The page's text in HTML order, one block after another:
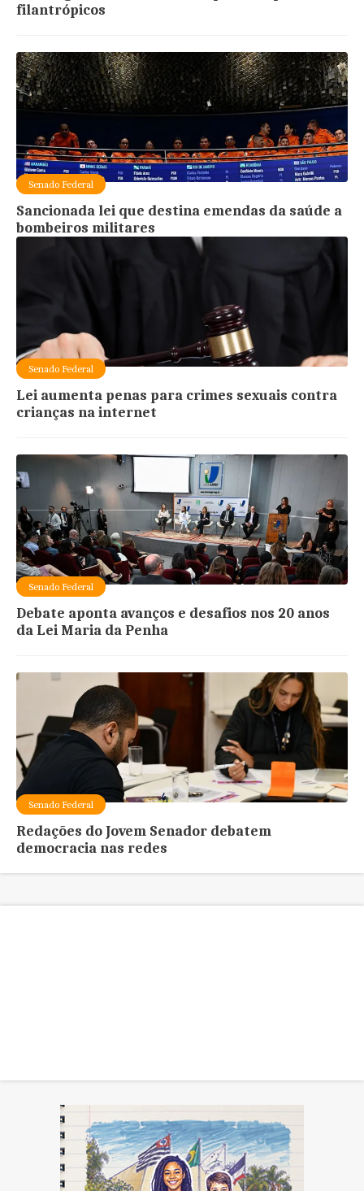
filantrópicos
Senado Federal
Sancionada lei que destina emendas da saúde a
bombeiros militares
Senado Federal
Lei aumenta penas para crimes sexuais contra
crianças na internet
Senado Federal
Debate aponta avanços e desafios nos 20 anos
da Lei Maria da Penha
Senado Federal
Redações do Jovem Senador debatem
democracia nas redes